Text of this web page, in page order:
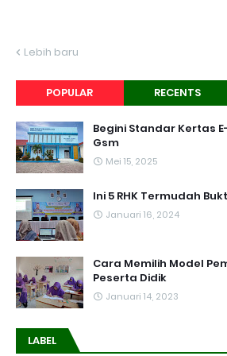
Lebih baru
POPULAR RECENTS
Begini Standar Kertas
Gsm
Mei 15, 2025
Ini 5 RHK Termudah
Januari 16, 2024
Cara Memilih Model
Peserta Didik
Januari 14, 2023
LABEL